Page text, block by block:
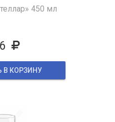
450 мл
В КОРЗИНУ